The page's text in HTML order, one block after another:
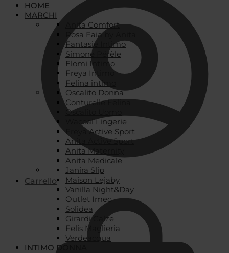
Carrello
HOME
MARCHI
Anita Comfort
Rosa Faia by Anita
Fantasie Intimo
Simone Pérèle
Elomi Intimo
Freya Intimo
Felina intimo
Oscalito Donna
Conturelle Felina
Oscalito Uomo
Wacoal Lingerie
Freya Active Sport
Anita Active Sport
Anita Maternity
Anita Medicale
Janira Slip
Maison Lejaby
Vanilla Night&Day
Outlet Imec
Solidea
Girardi Calze
Felis Maglieria
Verdeacqua
INTIMO DONNA